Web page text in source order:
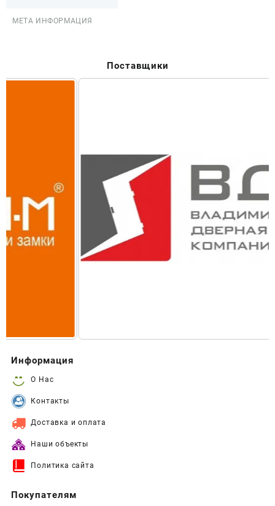
МЕТА ИНФОРМАЦИЯ
Поставщики
Информация
О Нас
Контакты
Доставка и оплата
Наши объекты
Политика сайта
Покупателям